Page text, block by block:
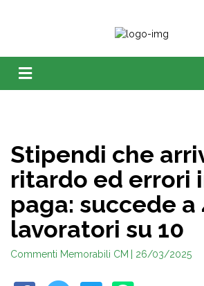
Stipendi che
ritardo ed errori
paga: succede a
lavoratori su 10
Commenti Memorabili CM | 26/03/2025